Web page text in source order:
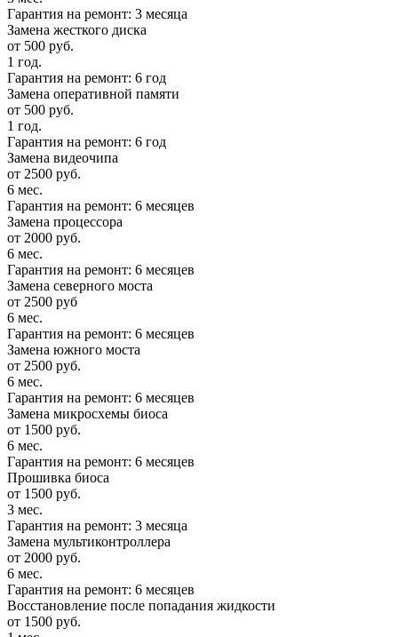
Гарантия на ремонт: 3 месяца
Замена жесткого диска
от 500 руб.
1 год.
Гарантия на ремонт: 6 год
Замена оперативной памяти
от 500 руб.
1 год.
Гарантия на ремонт: 6 год
Замена видеочипа
от 2500 руб.
6 мес.
Гарантия на ремонт: 6 месяцев
Замена процессора
от 2000 руб.
6 мес.
Гарантия на ремонт: 6 месяцев
Замена северного моста
от 2500 руб
6 мес.
Гарантия на ремонт: 6 месяцев
Замена южного моста
от 2500 руб.
6 мес.
Гарантия на ремонт: 6 месяцев
Замена микросхемы биоса
от 1500 руб.
6 мес.
Гарантия на ремонт: 6 месяцев
Прошивка биоса
от 1500 руб.
3 мес.
Гарантия на ремонт: 3 месяца
Замена мультиконтроллера
от 2000 руб.
6 мес.
Гарантия на ремонт: 6 месяцев
Восстановление после попадания жидкости
от 1500 руб.